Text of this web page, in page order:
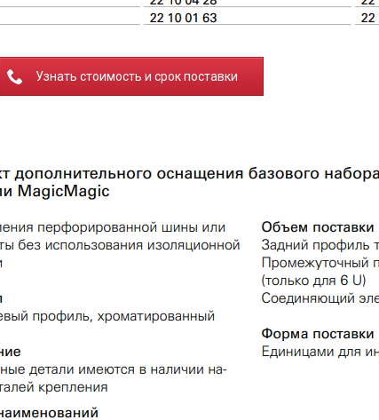
Узнать стоимость и срок поставки